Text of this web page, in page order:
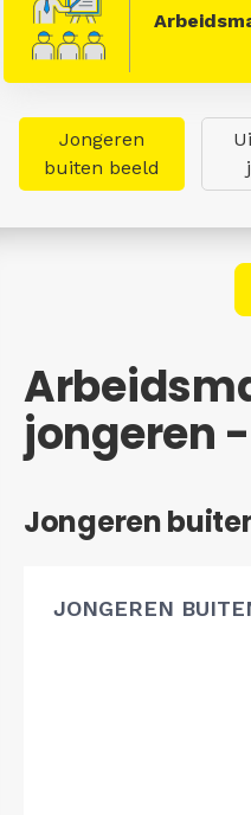
Jongeren
buiten beeld
jongeren
Jongeren
JONGEREN